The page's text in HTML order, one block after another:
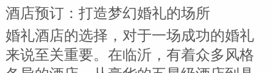
酒店预订：打造梦幻婚礼的场所
婚礼酒店的选择，对于一场成功的婚礼
来说至关重要。在临沂，有着众多风格